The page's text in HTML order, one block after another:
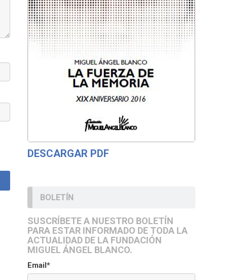
DESCARGAR PDF
BOLETÍN
SUSCRÍBETE A NUESTRO BOLETÍN
PARA ESTAR INFORMADO DE TODA LA
ACTUALIDAD DE LA FUNDACIÓN
MIGUEL ÁNGEL BLANCO.
Email*